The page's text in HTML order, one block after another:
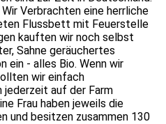
Verbrachten eine herrliche
Flussbett mit Feuerstelle
kauften wir noch selbst
Sahne geräuchertes
ein - alles Bio. Wenn wir
wir einfach
jederzeit auf der Farm
Frau haben jeweils die
und besitzen zusammen 130